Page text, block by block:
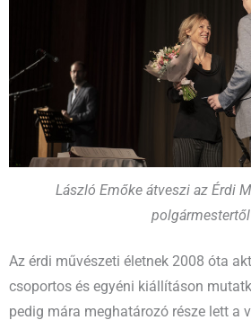
László Emőke átveszi az Érdi
polgármestertől
Az érdi művészeti életnek 2008 óta
csoportos és egyéni kiállításon
pedig mára meghatározó része lett a